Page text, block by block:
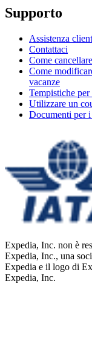
Supporto
Assistenza
Contattaci
Come
Come
vacanze
Tempistiche
Utilizzare un
Documenti per
Expedia, Inc. non è
Expedia, Inc., una
Expedia e il logo di
Expedia, Inc.